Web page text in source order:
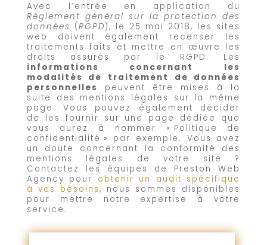
Avec l’entrée en application du
Règlement général sur la protection des
données (RGPD), le 25 mai 2018, les sites
web doivent également recenser les
traitements faits et mettre en œuvre les
droits assurés par le RGPD. Les
informations concernant les
modalités de traitement de données
personnelles
peuvent être mises à la
suite des mentions légales sur la même
page. Vous pouvez également décider
de les fournir sur une page dédiée que
vous aurez à nommer « Politique de
confidentialité » par exemple. Vous avez
un doute concernant la conformité des
mentions légales de votre site ?
Contactez les équipes de Preston Web
Agency pour obtenir un audit spécifique
à vos besoins, nous sommes disponibles
pour mettre notre expertise à votre
service.